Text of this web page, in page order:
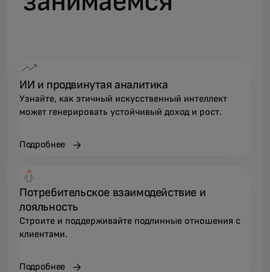
ИИ и продвинутая аналитика
Узнайте, как этичный искусственный интеллект
может генерировать устойчивый доход и рост.
Подробнее
Потребительское взаимодействие и
лояльность
Строите и поддерживайте подлинные отношения с
клиентами.
Подробнее